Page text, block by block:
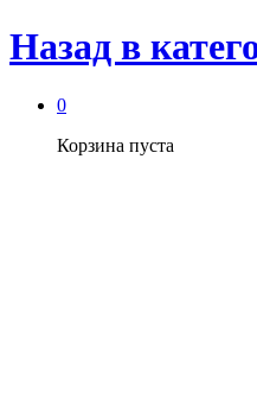
Назад в
0
Корзина пуста